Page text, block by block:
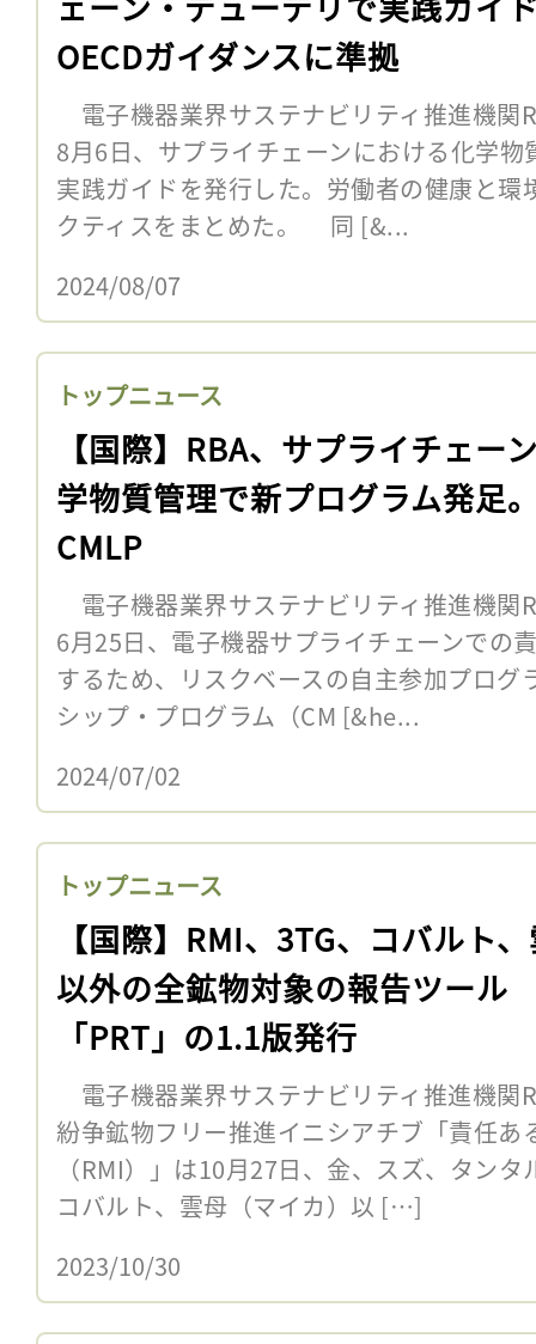
OECDガイダンスに準拠
電子機器業界サステナビリティ推進機関
8月6日、サプライチェーンにおける化学
実践ガイドを発行した。労働者の健康と
クティスをまとめた。 同 [&...
2024/08/07
トップニュース
【国際】RBA、サプライチェー
学物質管理で新プログラム発足
CMLP
電子機器業界サステナビリティ推進機関
6月25日、電子機器サプライチェーンでの
するため、リスクベースの自主参加プログ
シップ・プログラム（CM [&he...
2024/07/02
トップニュース
【国際】RMI、3TG、コバルト
以外の全鉱物対象の報告ツール
「PRT」の1.1版発行
電子機器業界サステナビリティ推進機関
紛争鉱物フリー推進イニシアチブ「責任あ
（RMI）」は10月27日、金、スズ、タン
コバルト、雲母（マイカ）以 […]
2023/10/30